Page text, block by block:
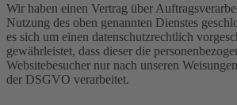
Wir haben einen Vertrag über
Nutzung des oben genannten Dienstes
es sich um einen datenschutzrechtlich
gewährleistet, dass dieser die
Websitebesucher nur nach unseren
der DSGVO verarbeitet.